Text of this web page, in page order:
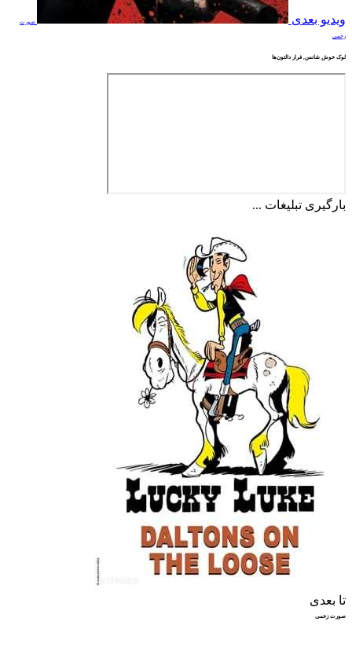
ویدیو بعدی صورت
زخمی
لوک خوش شانس, فرار دالتون‌ها
بارگیری تبلیغات ...
تا بعدی
صورت زخمی